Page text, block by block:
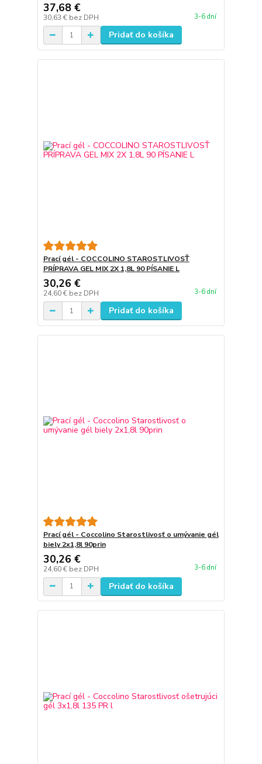
37,68 €
30,63 € bez DPH 3-6 dní
Pridať do košíka
Prací gél - COCCOLINO STAROSTLIVOSŤ
PRÍPRAVA GEL MIX 2X 1,8L 90 PÍSANIE L
30,26 €
24,60 € bez DPH 3-6 dní
Pridať do košíka
Prací gél - Coccolino Starostlivosť o umývanie gél
biely 2x1,8l 90prin
30,26 €
24,60 € bez DPH 3-6 dní
Pridať do košíka